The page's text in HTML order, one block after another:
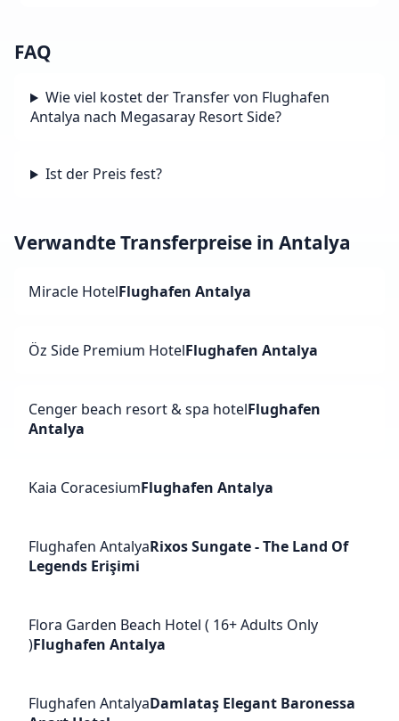
FAQ
Wie viel kostet der Transfer von Flughafen
Antalya nach Megasaray Resort Side?
Ist der Preis fest?
Verwandte Transferpreise in Antalya
Miracle HotelFlughafen Antalya
Öz Side Premium HotelFlughafen Antalya
Cenger beach resort & spa hotelFlughafen
Antalya
Kaia CoracesiumFlughafen Antalya
Flughafen AntalyaRixos Sungate - The Land Of
Legends Erişimi
Flora Garden Beach Hotel ( 16+ Adults Only
)Flughafen Antalya
Flughafen AntalyaDamlataş Elegant Baronessa